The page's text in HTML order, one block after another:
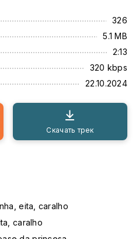
326
5.1 MB
2:13
320 kbps
22.10.2024
Скачать трек
eita, caralho
caralho